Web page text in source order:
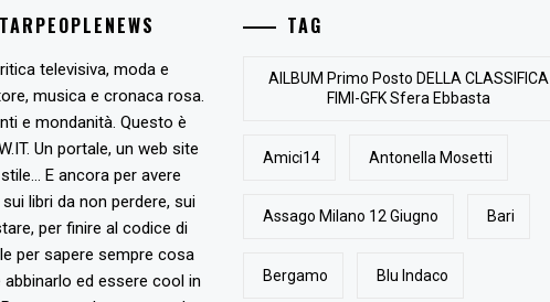
televisiva, moda e
musica e cronaca rosa.
e mondanità. Questo è
Un portale, un web site
E ancora per avere
libri da non perdere, sui
per finire al codice di
per sapere sempre cosa
ed essere cool in
TAG
AlLBUM Primo Posto DELLA CLASSIFICA
FIMI-GFK Sfera Ebbasta
Amici14 Antonella Mosetti
Assago Milano 12 Giugno Bari
Bergamo Blu Indaco